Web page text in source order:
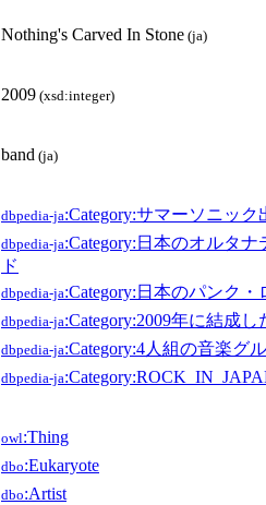
Nothing's Carved In Stone (ja)
2009 (xsd:integer)
band (ja)
dbpedia-ja:Category:サマーソニック
dbpedia-ja:Category:日本のオルタ
ド
dbpedia-ja:Category:日本のパンク
dbpedia-ja:Category:2009年に結成
dbpedia-ja:Category:4人組の音楽グ
dbpedia-ja
owl:Thing
dbo:Eukaryote
dbo:Artist